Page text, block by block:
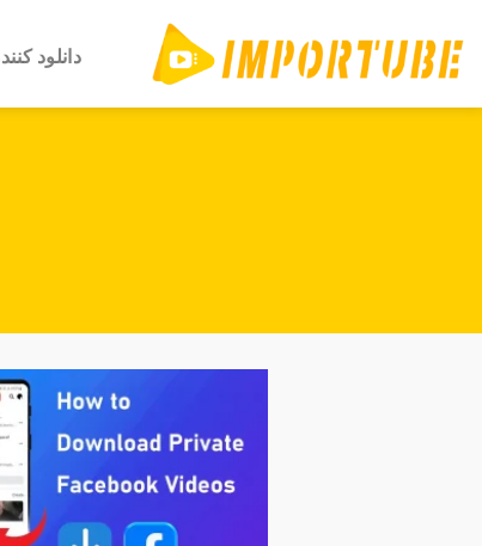
محتوا
دانلود